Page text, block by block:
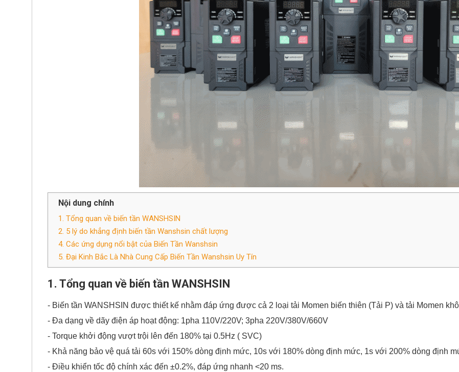
Nội dung chính
1. Tổng quan về biến tần WANSHSIN
2. 5 lý do khẳng định biến tần Wanshsin chất lượng
4. Các ứng dụng nổi bật của Biến Tần Wanshsin
5. Đại Kinh Bắc Là Nhà Cung Cấp Biến Tần Wanshsin Uy Tín
1. Tổng quan về biến tần WANSHSIN
- Biến tần WANSHSIN được thiết kế nhằm đáp ứng được cả 2 loại tải Momen biến thiên (Tải P) và tải Momen
- Đa dạng về dãy điện áp hoạt động: 1pha 110V/220V; 3pha 220V/380V/660V
- Torque khởi động vượt trội lên đến 180% tại 0.5Hz ( SVC)
- Khả năng bảo vệ quá tải 60s với 150% dòng định mức, 10s với 180% dòng định mức, 1s với 200% dòng định
- Điều khiển tốc độ chính xác đến ±0.2%, đáp ứng nhanh <20 ms.